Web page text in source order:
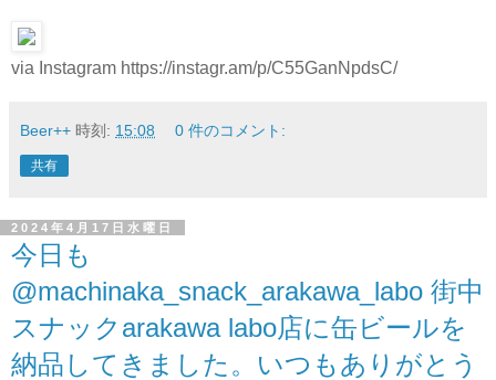
via Instagram https://instagr.am/p/C55GanNpdsC/
Beer++ 時刻: 15:08 0 件のコメント:
共有
2024年4月17日水曜日
今日も
@machinaka_snack_arakawa_labo 街中
スナックarakawa labo店に缶ビールを
納品してきました。いつもありがとう